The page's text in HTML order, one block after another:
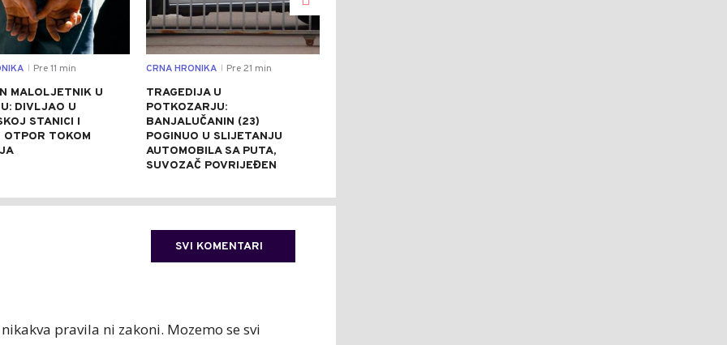
Pre 11 min
MALOLJETNIK U
DIVLJAO U
STANICI I
OTPOR TOKOM
CRNA HRONIKA Pre 21 min
TRAGEDIJA U
POTKOZARJU:
BANJALUČANIN (23)
POGINUO U SLIJETANJU
AUTOMOBILA SA PUTA,
SUVOZAČ POVRIJEĐEN
SVI KOMENTARI
pravila ni zakoni. Mozemo se svi